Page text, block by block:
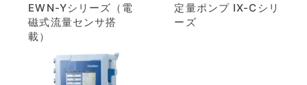
EWN-Yシリーズ（電
磁式流量センサ搭
載）
定量ポンプ IX-Cシリ
ーズ